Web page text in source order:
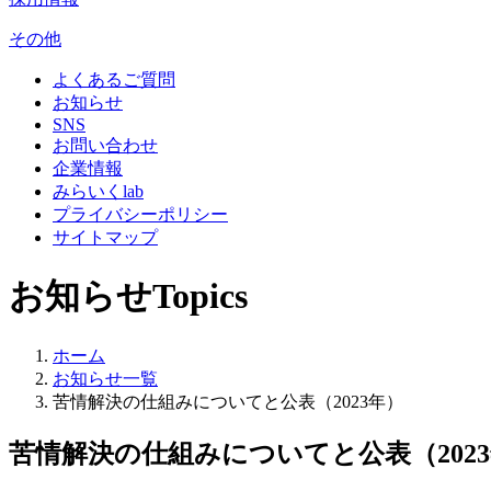
その他
よくあるご質問
お知らせ
SNS
お問い合わせ
企業情報
みらいくlab
プライバシーポリシー
サイトマップ
お知らせTopics
ホーム
お知らせ一覧
苦情解決の仕組みについてと公表（2023年）
苦情解決の仕組みについてと公表（